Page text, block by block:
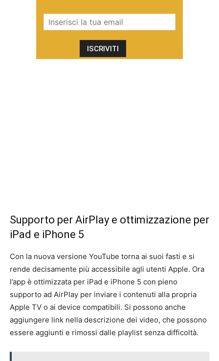
Supporto per AirPlay e ottimizzazione per
iPad e iPhone 5
Con la nuova versione YouTube torna ai suoi fasti e si
rende decisamente più accessibile agli utenti Apple. Ora
l’app è ottimizzata per iPad e iPhone 5 con pieno
supporto ad AirPlay per inviare i contenuti alla propria
Apple TV o ai device compatibili. Si possono anche
aggiungere link nella descrizione dei video, che possono
essere aggiunti e rimossi dalle playlist senza difficoltà.